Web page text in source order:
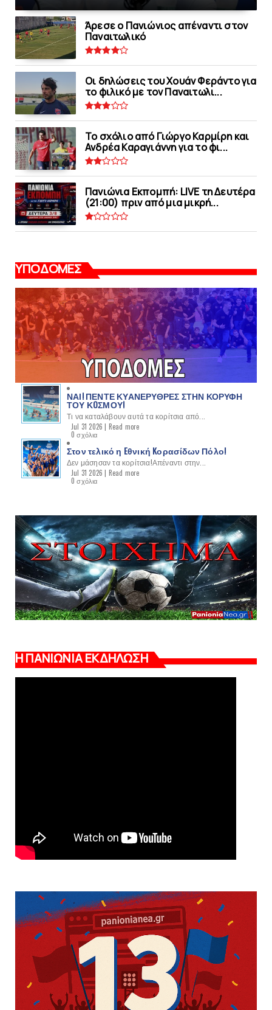
Άρεσε ο Πανιώνιος απέναντι στoν
Παναιτωλικό
Οι δηλώσεις του Χουάν Φεράντο για
το φιλικό με τoν Παναιτωλι...
Το σχόλιο από Γιώργο Καρμίρη και
Ανδρέα Καραγιάννη για το φι...
Πανιώνια Εκπομπή: LIVE τη Δευτέρα
(21:00) πριν από μια μικρή...
ΥΠΟΔΟΜΕΣ
ΝΑΙ! ΠΕΝΤΕ ΚΥΑΝΕΡΥΘΡΕΣ ΣΤΗΝ ΚΟΡΥΦΗ
ΤΟΥ ΚOΣΜΟΥ!
Τι να καταλάβουν αυτά τα κορίτσια από...
Jul 31 2026 | Read more
0 σχόλια
Στον τελικό η Eθνική Kορασίδων Πόλο!
Δεν μάσησαν τα κορίτσια!Απέναντι στην...
Jul 31 2026 | Read more
0 σχόλια
Η ΠΑΝΙΩΝΙΑ ΕΚΔΗΛΩΣΗ